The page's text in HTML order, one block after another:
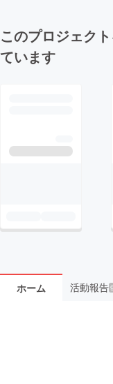
このプロジェク
ています
ホーム 活動報告9